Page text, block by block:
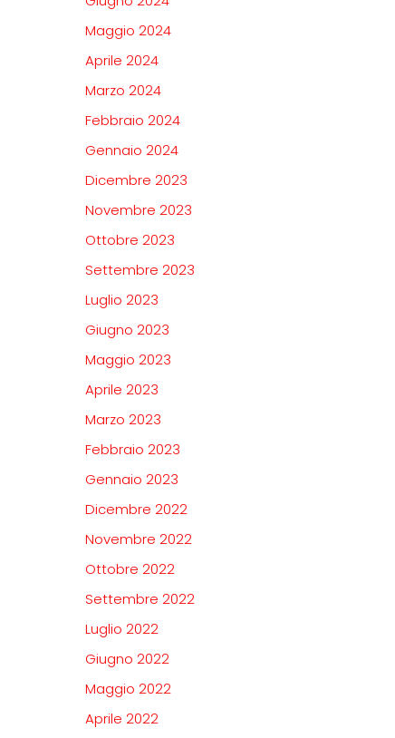
Maggio 2024
Aprile 2024
Marzo 2024
Febbraio 2024
Gennaio 2024
Dicembre 2023
Novembre 2023
Ottobre 2023
Settembre 2023
Luglio 2023
Giugno 2023
Maggio 2023
Aprile 2023
Marzo 2023
Febbraio 2023
Gennaio 2023
Dicembre 2022
Novembre 2022
Ottobre 2022
Settembre 2022
Luglio 2022
Giugno 2022
Maggio 2022
Aprile 2022